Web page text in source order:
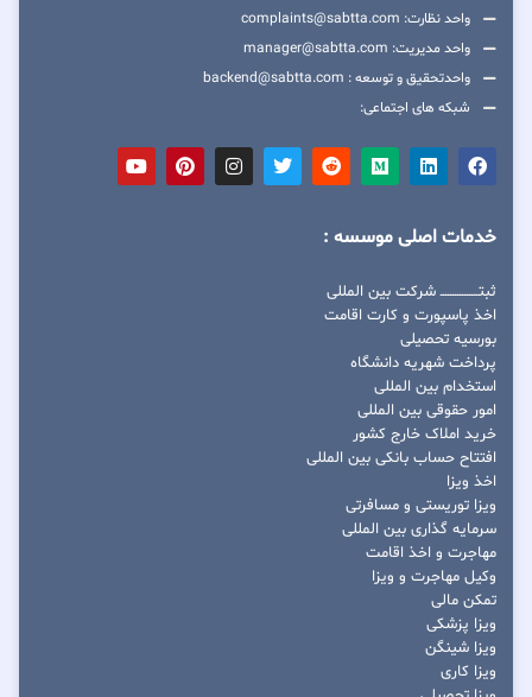
واحد نظارت: complaints@sabtta.com
واحد مدیریت: manager@sabtta.com
واحدتحقیق و توسعه : backend@sabtta.com
شبکه های اجتماعی:
خدمات اصلی موسسه :
ثبتــــــــــــــــ شرکت بین المللی
اخذ پاسپورت و کارت اقامت
بورسیه تحصیلی
پرداخت شهریه دانشگاه
استخدام بین المللی
امور حقوقی بین المللی
خرید املاک خارج کشور
افتتاح حساب بانکی بین المللی
اخذ ویزا
ویزا توریستی و مسافرتی
سرمایه گذاری بین المللی
مهاجرت و اخذ اقامت
وکیل مهاجرت و ویزا
تمکن مالی
ویزا پزشکی
ویزا شینگن
ویزا کاری